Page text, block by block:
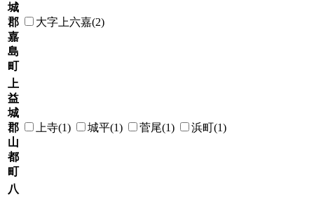
城
郡
嘉
島
町
大字上六嘉(2)
上
益
城
郡
山
都
町
上寺(1) 城平(1) 菅尾(1) 浜町(1)
八